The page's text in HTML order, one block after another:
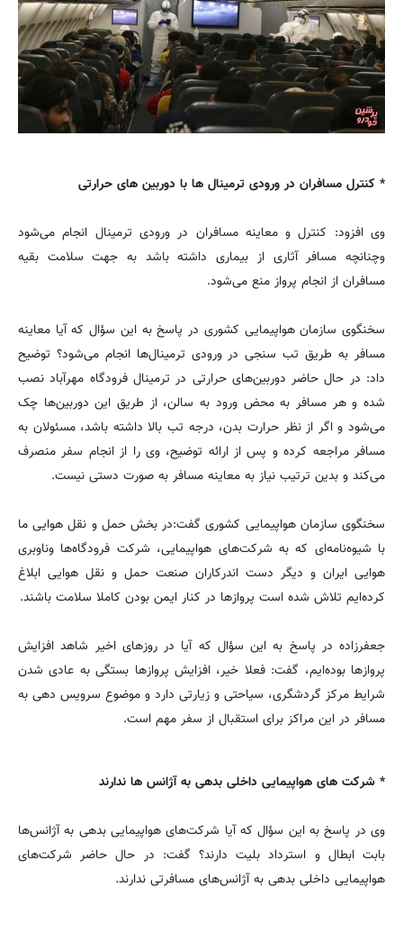
* کنترل مسافران در ورودی ترمینال ها با دوربین های حرارتی
وی افزود: کنترل و معاینه مسافران در ورودی ترمینال انجام می‌شود
وچنانچه مسافر آثاری از بیماری داشته باشد به جهت سلامت بقیه
مسافران از انجام پرواز منع می‌شود.
سخنگوی سازمان هواپیمایی کشوری در پاسخ به این سؤال که آیا معاینه
مسافر به طریق تب سنجی در ورودی ترمینال‌ها انجام می‌شود؟ توضیح
داد:‌ در حال حاضر دوربین‌های حرارتی در ترمینال فرودگاه مهرآباد نصب
شده و هر مسافر به محض ورود به سالن، از طریق این دوربین‌ها چک
می‌شود و اگر از نظر حرارت بدن، درجه تب بالا داشته باشد، مسئولان به
مسافر مراجعه کرده و پس از ارائه توضیح، وی را از انجام سفر منصرف
می‌کند و بدین ترتیب نیاز به معاینه مسافر به صورت دستی نیست.
سخنگوی سازمان هواپیمایی کشوری گفت:‌در بخش حمل و نقل هوایی ما
با شیوه‌نامه‌ای که به شرکت‌های هواپیمایی، شرکت فرودگاه‌ها وناوبری
هوایی ایران و دیگر دست اندرکاران صنعت حمل و نقل هوایی ابلاغ
کرده‌ایم تلاش شده است پروازها در کنار ایمن بودن کاملا سلامت باشند.
جعفرزاده در پاسخ به این سؤال که آیا در روزهای اخیر شاهد افزایش
پروازها بوده‌ایم، گفت: فعلا خیر، افزایش پروازها بستگی به عادی شدن
شرایط مرکز گردشگری، سیاحتی و زیارتی دارد و موضوع سرویس دهی به
مسافر در این مراکز برای استقبال از سفر مهم است.
* شرکت های هواپیمایی داخلی بدهی به آژانس ها ندارند
وی در پاسخ به این سؤال که آیا شرکت‌های هواپیمایی بدهی به آژانس‌ها
بابت ابطال و استرداد بلیت دارند؟ گفت: در حال حاضر شرکت‌های
هواپیمایی داخلی بدهی به آژانس‌های مسافرتی ندارند.